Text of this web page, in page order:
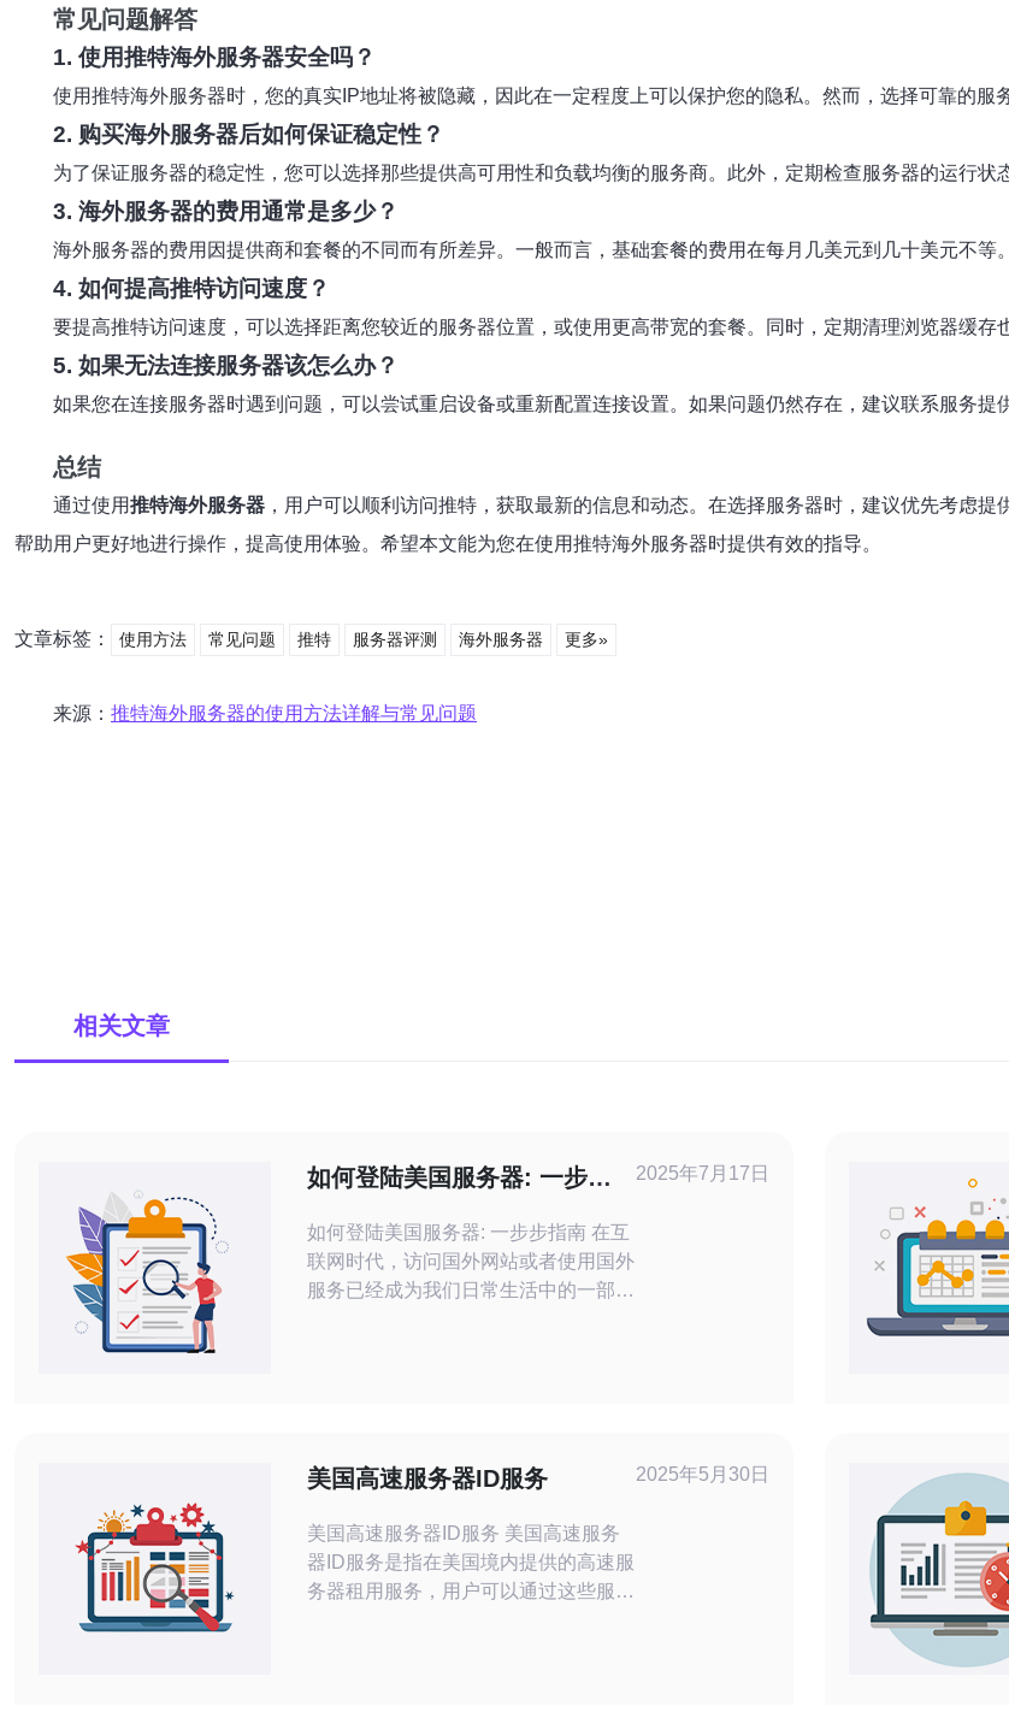
常见问题解答
1. 使用推特海外服务器安全吗？
使用推特海外服务器时，您的真实IP地址将被隐藏，因此在一定程度上可以保护您的隐私。然而，选择可靠的服
2. 购买海外服务器后如何保证稳定性？
为了保证服务器的稳定性，您可以选择那些提供高可用性和负载均衡的服务商。此外，定期检查服务器的运行状
3. 海外服务器的费用通常是多少？
海外服务器的费用因提供商和套餐的不同而有所差异。一般而言，基础套餐的费用在每月几美元到几十美元不等
4. 如何提高推特访问速度？
要提高推特访问速度，可以选择距离您较近的服务器位置，或使用更高带宽的套餐。同时，定期清理浏览器缓存
5. 如果无法连接服务器该怎么办？
如果您在连接服务器时遇到问题，可以尝试重启设备或重新配置连接设置。如果问题仍然存在，建议联系服务提
总结
通过使用推特海外服务器 ，用户可以顺利访问推特，获取最新的信息和动态。在选择服务器时，建议优先考虑
帮助用户更好地进行操作，提高使用体验。希望本文能为您在使用推特海外服务器时提供有效的指导。
文章标签： 使用方法 常见问题 推特 服务器评测 海外服务器 更多»
来源： 推特海外服务器的使用方法详解与常见问题
相关文章
如何登陆美国服务器: 一步步
如何登陆美国服务器: 一步步指南 在互
联网时代，访问国外网站或者使用国外
服务已经成为我们日常生活中的一部
Private Network）可以帮助您
2025年7月17日
美国高速服务器ID服务
美国高速服务器ID服务 美国高速服务
器ID服务是指在美国境内提供的高速服
务器租用服务，用户可以通过这些服务
2025年5月30日